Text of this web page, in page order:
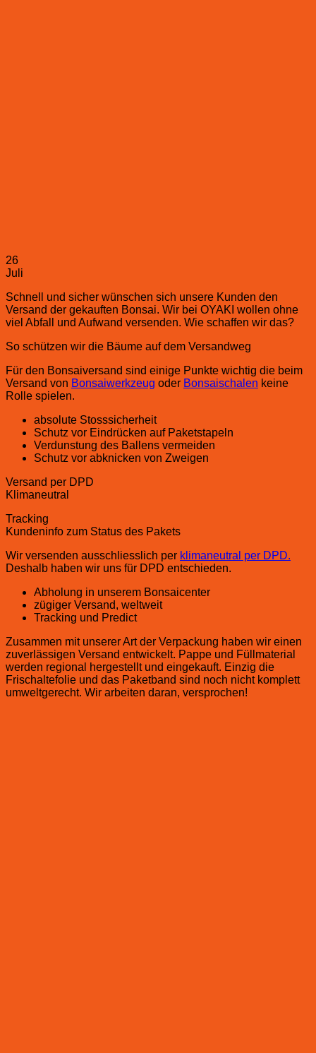
26
Juli
Schnell und sicher wünschen sich unsere Kunden den
Versand der gekauften Bonsai. Wir bei OYAKI wollen ohne
viel Abfall und Aufwand versenden. Wie schaffen wir das?
So schützen wir die Bäume auf dem Versandweg
Für den Bonsaiversand sind einige Punkte wichtig die beim
Versand von Bonsaiwerkzeug oder Bonsaischalen keine
Rolle spielen.
absolute Stosssicherheit
Schutz vor Eindrücken auf Paketstapeln
Verdunstung des Ballens vermeiden
Schutz vor abknicken von Zweigen
Versand per DPD
Klimaneutral
Tracking
Kundeninfo zum Status des Pakets
Wir versenden ausschliesslich per klimaneutral per DPD.
Deshalb haben wir uns für DPD entschieden.
Abholung in unserem Bonsaicenter
zügiger Versand, weltweit
Tracking und Predict
Zusammen mit unserer Art der Verpackung haben wir einen
zuverlässigen Versand entwickelt. Pappe und Füllmaterial
werden regional hergestellt und eingekauft. Einzig die
Frischaltefolie und das Paketband sind noch nicht komplett
umweltgerecht. Wir arbeiten daran, versprochen!